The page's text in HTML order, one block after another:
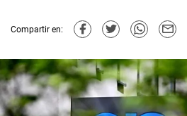
Compartir en: